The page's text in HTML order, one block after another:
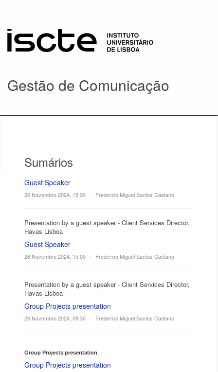
Gestão de Comunicação
Sumários
Guest Speaker
26 Novembro 2024, 15:00 • Frederico Miguel Santos Caetano
Presentation by a guest speaker - Client Services Director,
Havas Lisboa
Guest Speaker
26 Novembro 2024, 15:00 • Frederico Miguel Santos Caetano
Presentation by a guest speaker - Client Services Director,
Havas Lisboa
Group Projects presentation
26 Novembro 2024, 09:30 • Frederico Miguel Santos Caetano
Group Projects presentation
Group Projects presentation